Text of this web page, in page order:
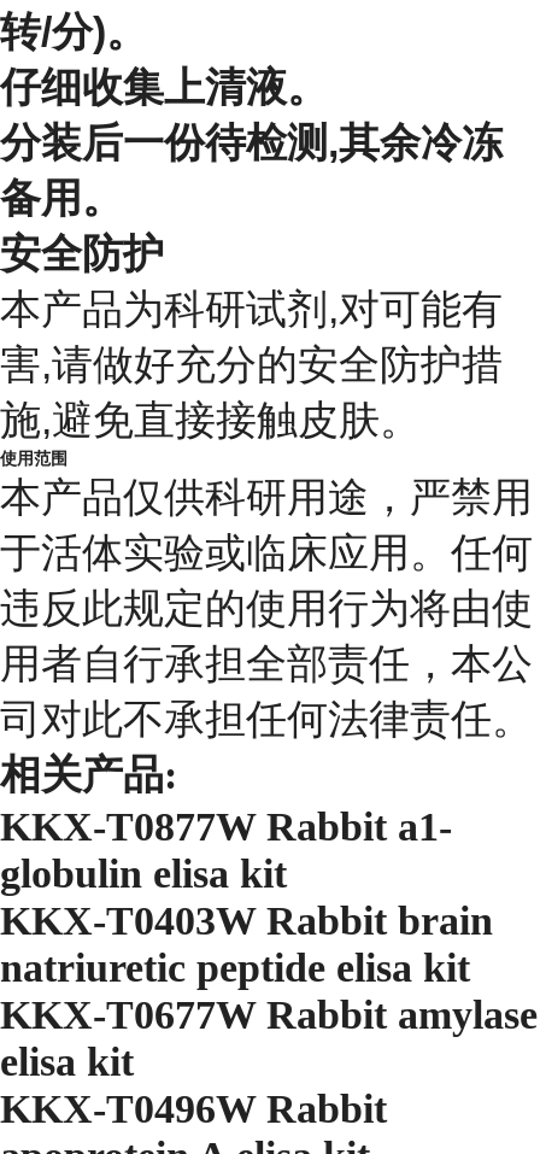
转/分)。
仔细收集上清液。
分装后一份待检测,其余冷冻
备用。
安全防护
本产品为科研试剂,对可能有
害,请做好充分的安全防护措
施,避免直接接触皮肤。
使用范围
本产品仅供科研用途，严禁用
于活体实验或临床应用。任何
违反此规定的使用行为将由使
用者自行承担全部责任，本公
司对此不承担任何法律责任。
相关产品:
KKX-T0877W Rabbit a1-
globulin elisa kit
KKX-T0403W Rabbit brain
natriuretic peptide elisa kit
KKX-T0677W Rabbit amylase
elisa kit
KKX-T0496W Rabbit